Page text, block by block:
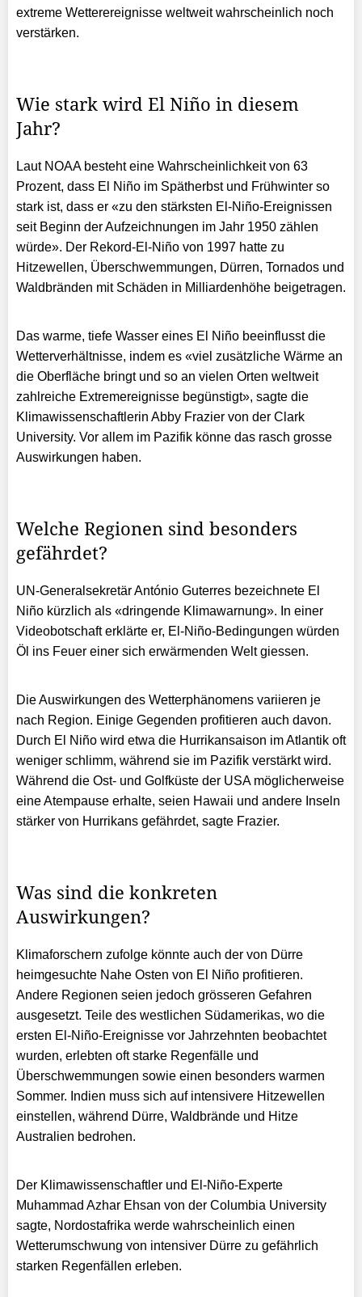
extreme Wetterereignisse weltweit wahrscheinlich noch
verstärken.
Wie stark wird El Niño in diesem
Jahr?
Laut NOAA besteht eine Wahrscheinlichkeit von 63
Prozent, dass El Niño im Spätherbst und Frühwinter so
stark ist, dass er «zu den stärksten El-Niño-Ereignissen
seit Beginn der Aufzeichnungen im Jahr 1950 zählen
würde». Der Rekord-El-Niño von 1997 hatte zu
Hitzewellen, Überschwemmungen, Dürren, Tornados und
Waldbränden mit Schäden in Milliardenhöhe beigetragen.
Das warme, tiefe Wasser eines El Niño beeinflusst die
Wetterverhältnisse, indem es «viel zusätzliche Wärme an
die Oberfläche bringt und so an vielen Orten weltweit
zahlreiche Extremereignisse begünstigt», sagte die
Klimawissenschaftlerin Abby Frazier von der Clark
University. Vor allem im Pazifik könne das rasch grosse
Auswirkungen haben.
Welche Regionen sind besonders
gefährdet?
UN-Generalsekretär António Guterres bezeichnete El
Niño kürzlich als «dringende Klimawarnung». In einer
Videobotschaft erklärte er, El-Niño-Bedingungen würden
Öl ins Feuer einer sich erwärmenden Welt giessen.
Die Auswirkungen des Wetterphänomens variieren je
nach Region. Einige Gegenden profitieren auch davon.
Durch El Niño wird etwa die Hurrikansaison im Atlantik oft
weniger schlimm, während sie im Pazifik verstärkt wird.
Während die Ost- und Golfküste der USA möglicherweise
eine Atempause erhalte, seien Hawaii und andere Inseln
stärker von Hurrikans gefährdet, sagte Frazier.
Was sind die konkreten
Auswirkungen?
Klimaforschern zufolge könnte auch der von Dürre
heimgesuchte Nahe Osten von El Niño profitieren.
Andere Regionen seien jedoch grösseren Gefahren
ausgesetzt. Teile des westlichen Südamerikas, wo die
ersten El-Niño-Ereignisse vor Jahrzehnten beobachtet
wurden, erlebten oft starke Regenfälle und
Überschwemmungen sowie einen besonders warmen
Sommer. Indien muss sich auf intensivere Hitzewellen
einstellen, während Dürre, Waldbrände und Hitze
Australien bedrohen.
Der Klimawissenschaftler und El-Niño-Experte
Muhammad Azhar Ehsan von der Columbia University
sagte, Nordostafrika werde wahrscheinlich einen
Wetterumschwung von intensiver Dürre zu gefährlich
starken Regenfällen erleben.